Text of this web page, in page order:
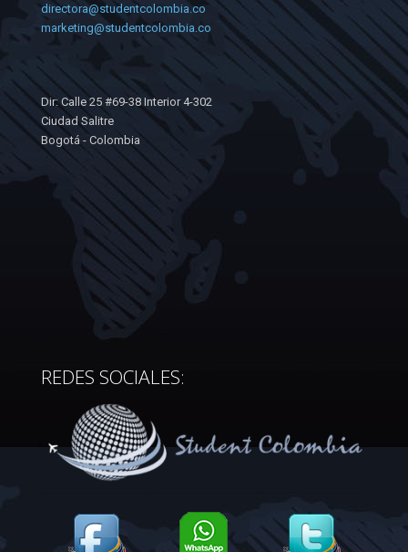
directora@studentcolombia.co
marketing@studentcolombia.co
Dir: Calle 25 #69-38 Interior 4-302
Ciudad Salitre
Bogotá - Colombia
REDES SOCIALES: